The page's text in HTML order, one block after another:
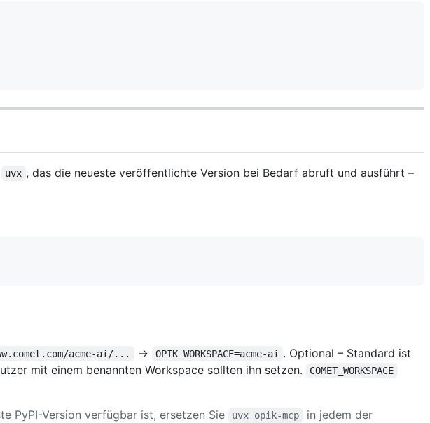
uvx , das die neueste veröffentlichte Version bei Bedarf abruft und ausführt –
acme-ai/... → OPIK_WORKSPACE=acme-ai . Optional – Standard ist
mit einem benannten Workspace sollten ihn setzen. COMET_WORKSPACE
PyPI-Version verfügbar ist, ersetzen Sie uvx opik-mcp
in jedem der